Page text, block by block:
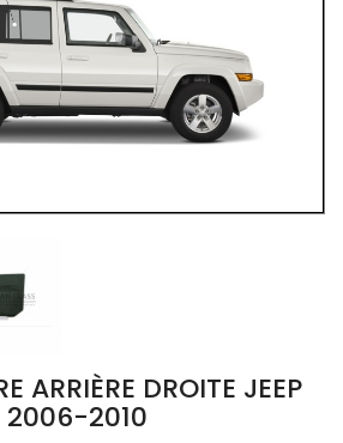
ARRIÈRE DROITE JEEP
2006-2010